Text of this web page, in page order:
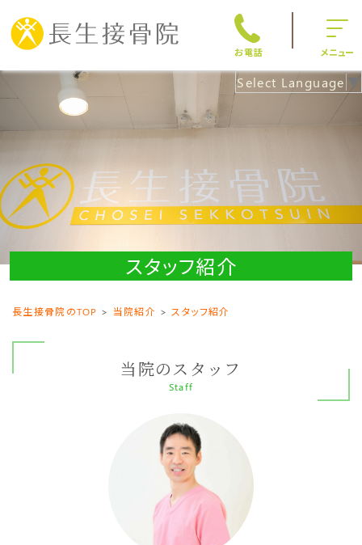
お電話 メニュー
Select Language ▼
スタッフ紹介
長生接骨院のTOP 当院紹介 スタッフ紹介
当院のスタッフ
Staff